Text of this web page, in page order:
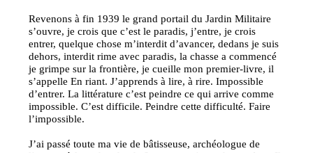
Revenons à fin 1939 le grand portail du Jardin Militaire
s’ouvre, je crois que c’est le paradis, j’entre, je crois
entrer, quelque chose m’interdit d’avancer, dedans je suis
dehors, interdit rime avec paradis, la chasse a commencé
je grimpe sur la frontière, je cueille mon premier-livre, il
s’appelle En riant. J’apprends à lire, à rire. Impossible
d’entrer. La littérature c’est peindre ce qui arrive comme
impossible. C’est difficile. Peindre cette difficulté. Faire
l’impossible.
J’ai passé toute ma vie de bâtisseuse, archéologue de